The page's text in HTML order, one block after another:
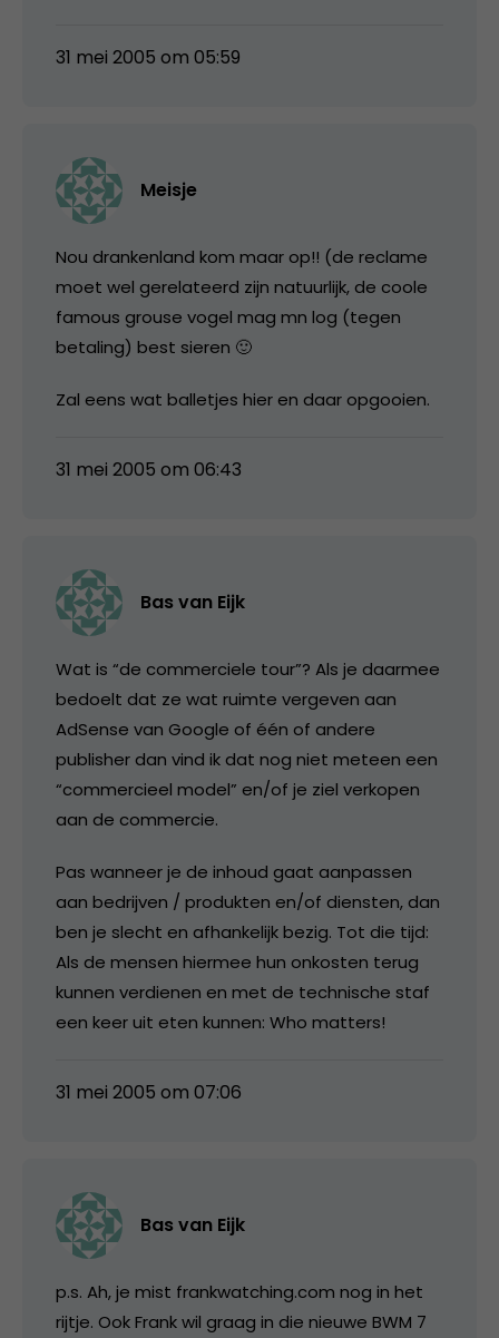
31 mei 2005 om 05:59
Meisje
Nou drankenland kom maar op!! (de reclame
moet wel gerelateerd zijn natuurlijk, de coole
famous grouse vogel mag mn log (tegen
betaling) best sieren 🙂
Zal eens wat balletjes hier en daar opgooien.
31 mei 2005 om 06:43
Bas van Eijk
Wat is “de commerciele tour”? Als je daarmee
bedoelt dat ze wat ruimte vergeven aan
AdSense van Google of één of andere
publisher dan vind ik dat nog niet meteen een
“commercieel model” en/of je ziel verkopen
aan de commercie.
Pas wanneer je de inhoud gaat aanpassen
aan bedrijven / produkten en/of diensten, dan
ben je slecht en afhankelijk bezig. Tot die tijd:
Als de mensen hiermee hun onkosten terug
kunnen verdienen en met de technische staf
een keer uit eten kunnen: Who matters!
31 mei 2005 om 07:06
Bas van Eijk
p.s. Ah, je mist frankwatching.com nog in het
rijtje. Ook Frank wil graag in die nieuwe BWM 7